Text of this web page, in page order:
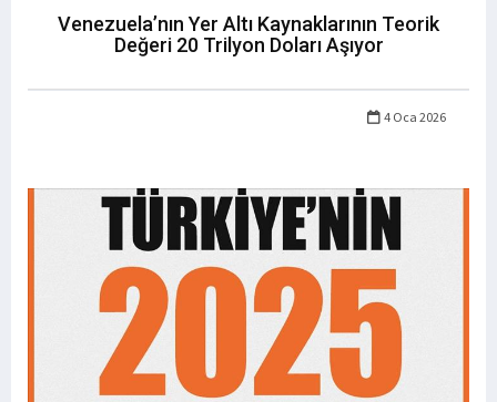
Venezuela’nın Yer Altı Kaynaklarının Teorik
Değeri 20 Trilyon Doları Aşıyor
4 Oca 2026